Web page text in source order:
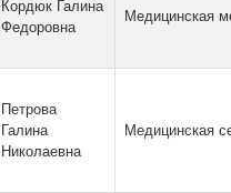
Кордюк Галина
Федоровна
Медицинская
Петрова
Галина
Николаевна
Медицинская